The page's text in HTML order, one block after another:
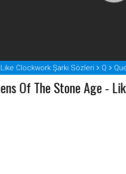
Like Clockwork Şarkı Sözleri Q
Of The Stone Age -